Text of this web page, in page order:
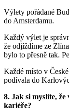
Výlety pořádané
do Amsterdamu.
Každý výlet je
že odjíždíme ze
bylo to přesně tak.
Každé místo v
podívala do
8. Jak si myslíte,
kariéře?